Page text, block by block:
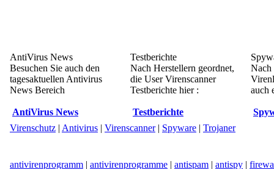
AntiVirus News
Besuchen Sie auch den
tagesaktuellen Antivirus
News Bereich
AntiVirus News
Testberichte
Nach Herstellern geordnet,
die User Virenscanner
Testberichte hier :
Testberichte
Nach
auch
Virenschutz | Antivirus | Virenscanner| Spyware | Trojaner
antivirenprogramm | antivirenprogramme | antispam | antispy |